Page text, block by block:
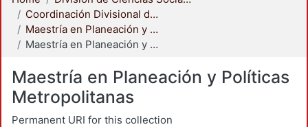
Coordinación Divisional de Posgrado
Maestría en Planeación y Políticas Metropolitanas
Maestría en Planeación y Políticas Metropolitanas
Maestría en Planeación y Políticas
Metropolitanas
Permanent URI for this collection